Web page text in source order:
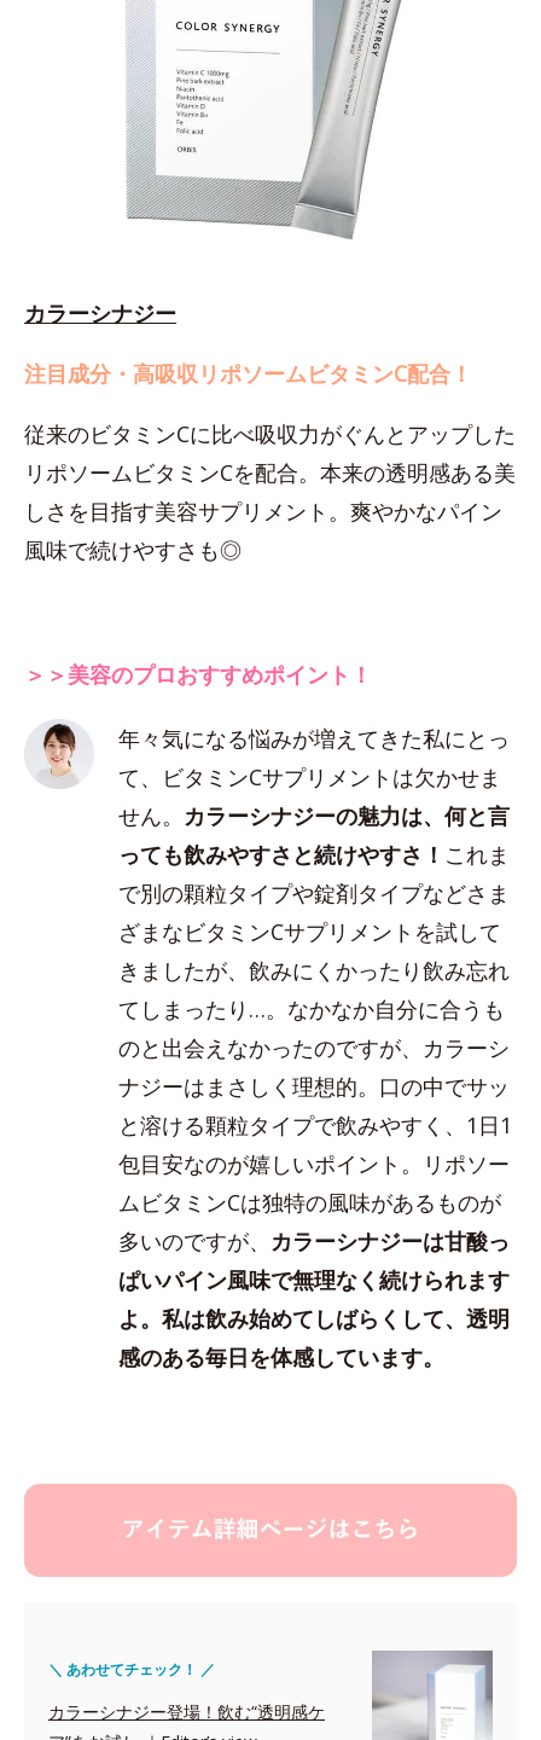
カラーシナジー
注目成分・高吸収リポソームビタミンC配合！
従来のビタミンCに比べ吸収力がぐんとアップした
リポソームビタミンCを配合。本来の透明感ある美
しさを目指す美容サプリメント。爽やかなパイン
風味で続けやすさも◎
＞＞美容のプロおすすめポイント！
年々気になる悩みが増えてきた私にとっ
て、ビタミンCサプリメントは欠かせま
せん。 カラーシナジーの魅力は、何と言
っても飲みやすさと続けやすさ！ これま
で別の顆粒タイプや錠剤タイプなどさま
ざまなビタミンCサプリメントを試して
きましたが、飲みにくかったり飲み忘れ
てしまったり…。なかなか自分に合うも
のと出会えなかったのですが、カラーシ
ナジーはまさしく理想的。口の中でサッ
と溶ける顆粒タイプで飲みやすく、1日1
包目安なのが嬉しいポイント。リポソー
ムビタミンCは独特の風味があるものが
多いのですが、 カラーシナジーは甘酸っ
ぱいパイン風味で無理なく続けられます
よ。私は飲み始めてしばらくして、透明
感のある毎日を体感しています。
＼ あわせてチェック！ ／
カラーシナジー登場！飲む“透明感ケ